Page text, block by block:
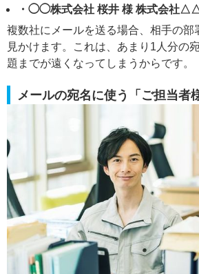
・◯◯株式会社 桜井 様 株式会社
複数社にメールを送る場合、相手の部
見かけます。これは、あまり1人分の
題までが遠くなってしまうからです。
メールの宛名に使う「ご担当者